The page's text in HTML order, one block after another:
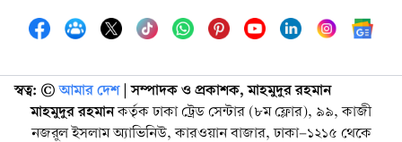
স্বত্ব: ©️ আমার দেশ| সম্পাদক ও প্রকাশক, মাহমুদুর রহমান
মাহমুদুর রহমানকর্তৃক ঢাকা ট্রেড সেন্টার (৮ম ফ্লোর), ৯৯, কাজী
নজরুল ইসলাম অ্যাভিনিউ, কারওয়ান বাজার, ঢাকা-১২১৫ থেকে